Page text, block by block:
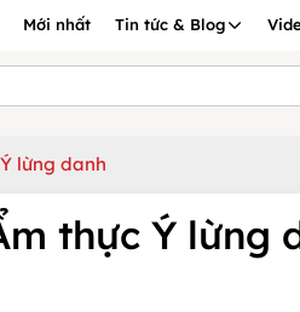
Mới nhất Tin tức & Blog
lừng danh
thực Ý lừng